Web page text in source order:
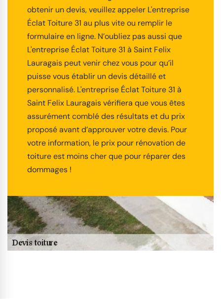
obtenir un devis, veuillez appeler L'entreprise
Éclat Toiture 31 au plus vite ou remplir le
formulaire en ligne. N’oubliez pas aussi que
L'entreprise Éclat Toiture 31 à Saint Felix
Lauragais peut venir chez vous pour qu’il
puisse vous établir un devis détaillé et
personnalisé. L'entreprise Éclat Toiture 31 à
Saint Felix Lauragais vérifiera que vous êtes
assurément comblé des résultats et du prix
proposé avant d’approuver votre devis. Pour
votre information, le prix pour rénovation de
toiture est moins cher que pour réparer des
dommages !